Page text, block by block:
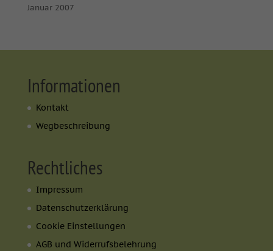
Januar 2007
Informationen
Kontakt
Wegbeschreibung
Rechtliches
Impressum
Datenschutzerklärung
Cookie Einstellungen
AGB und Widerrufsbelehrung